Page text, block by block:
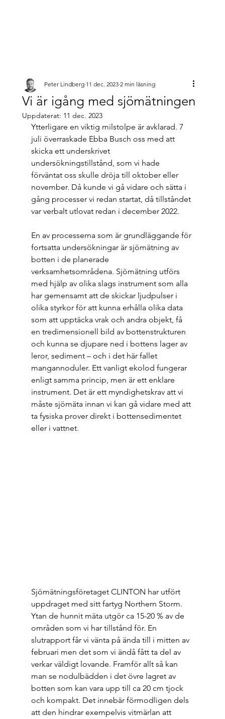
Vi är igång med sjömätningen
Peter Lindberg 11 dec. 2023 2 min läsning
Uppdaterat: 11 dec. 2023
Ytterligare en viktig milstolpe är avklarad. 7
juli överraskade Ebba Busch oss med att
skicka ett underskrivet
undersökningstillstånd, som vi hade
förväntat oss skulle dröja till oktober eller
november. Då kunde vi gå vidare och sätta i
gång processer vi redan startat, då tillståndet
var verbalt utlovat redan i december 2022.
En av processerna som är grundläggande för
fortsatta undersökningar är sjömätning av
botten i de planerade
verksamhetsområdena. Sjömätning utförs
med hjälp av olika slags instrument som alla
har gemensamt att de skickar ljudpulser i
olika styrkor för att kunna erhålla olika data
som att upptäcka vrak och andra objekt, få
en tredimensionell bild av bottenstrukturen
och kunna se djupare ned i bottens lager av
leror, sediment – och i det här fallet
mangannoduler. Ett vanligt ekolod fungerar
enligt samma princip, men är ett enklare
instrument. Det är ett myndighetskrav att vi
måste sjömäta innan vi kan gå vidare med att
ta fysiska prover direkt i bottensedimentet
eller i vattnet.
Sjömätningsföretaget CLINTON har utfört
uppdraget med sitt fartyg Northern Storm.
Ytan de hunnit mäta utgör ca 15-20 % av de
områden som vi har tillstånd för. En
slutrapport får vi vänta på ända till i mitten av
februari men det som vi ändå fått ta del av
verkar väldigt lovande. Framför allt så kan
man se nodulbädden i det övre lagret av
botten som kan vara upp till ca 20 cm tjock
och kompakt. Det innebär förmodligen dels
att den hindrar exempelvis vitmärlan att